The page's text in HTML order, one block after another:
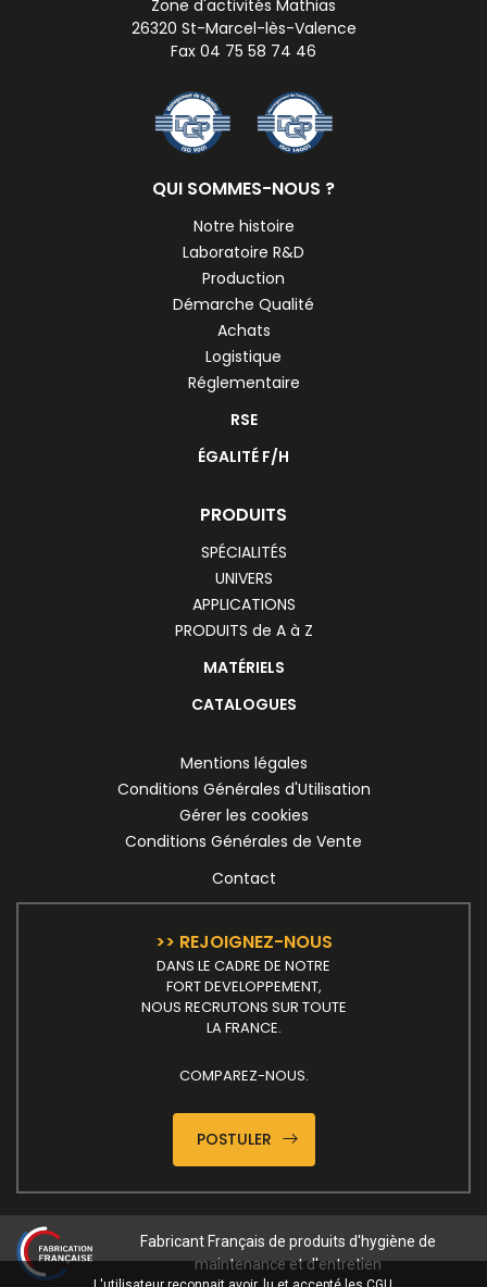
Zone d'activités Mathias
26320 St-Marcel-lès-Valence
Fax 04 75 58 74 46
QUI SOMMES-NOUS ?
Notre histoire
Laboratoire R&D
Production
Démarche Qualité
Achats
Logistique
Réglementaire
RSE
ÉGALITÉ F/H
PRODUITS
SPÉCIALITÉS
UNIVERS
APPLICATIONS
PRODUITS de A à Z
MATÉRIELS
CATALOGUES
Mentions légales
Conditions Générales d'Utilisation
Gérer les cookies
Conditions Générales de Vente
Contact
>> REJOIGNEZ-NOUS
DANS LE CADRE DE NOTRE
FORT DEVELOPPEMENT,
NOUS RECRUTONS SUR TOUTE
LA FRANCE.
COMPAREZ-NOUS.
POSTULER
Fabricant Français de produits d'hygiène de
maintenance et d'entretien